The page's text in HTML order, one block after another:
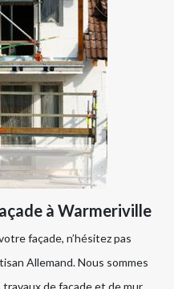
à Warmeriville
façade, n’hésitez pas
Allemand. Nous sommes
de façade et de mur